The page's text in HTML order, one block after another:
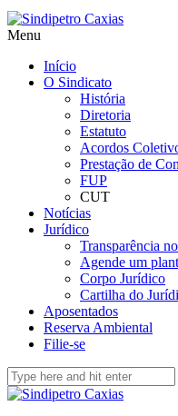
Menu
Início
O Sindicato
História
Diretoria
Estatuto
Acordos
Prestação de
FUP
CUT
Notícias
Jurídico
Transparência
Agende um
Corpo Jurídico
Cartilha do
Aposentados
Reserva Ambiental
Filie-se